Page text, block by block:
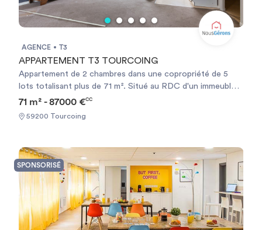
AGENCE T3
APPARTEMENT T3 TOURCOING
Appartement de 2 chambres dans une copropriété de 5
lots totalisant plus de 71 m². Situé au RDC d'un immeuble
sécurisé dans une rue calme de Tourcoing proche du
centre ville et de toutes commodités. Produit
d'investissement pour une colocation, travaux à prévoir
71 m² - 87000 €CC
59200 Tourcoing
SPONSORISÉ